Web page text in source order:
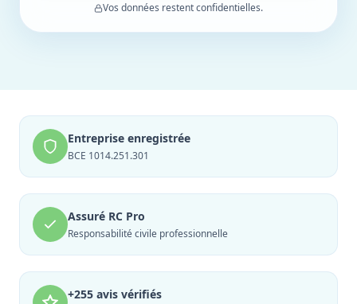
Vos données restent confidentielles.
Entreprise enregistrée
BCE 1014.251.301
Assuré RC Pro
Responsabilité civile professionnelle
+255 avis vérifiés